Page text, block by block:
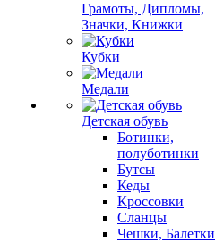
Грамоты, Дипломы,
Значки, Книжки
Кубки
Медали
Детская обувь
Ботинки,
полуботинки
Бутсы
Кеды
Кроссовки
Сланцы
Чешки, Балетки